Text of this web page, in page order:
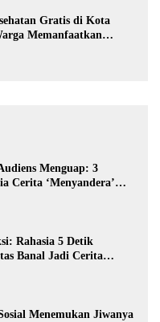
Gratis di Kota
Memanfaatkan
Menguap: 3
Cerita ‘Menyandera’
Rahasia 5 Detik
Banal Jadi Cerita
Menemukan Jiwanya